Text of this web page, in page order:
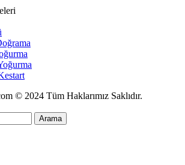
© 2024 Tüm Haklarımız Saklıdır.
Arama